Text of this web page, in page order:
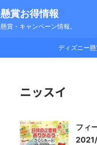
懸賞お得情報
懸賞・キャンペーン情報。
ディズニー
ニッスイ
フィ